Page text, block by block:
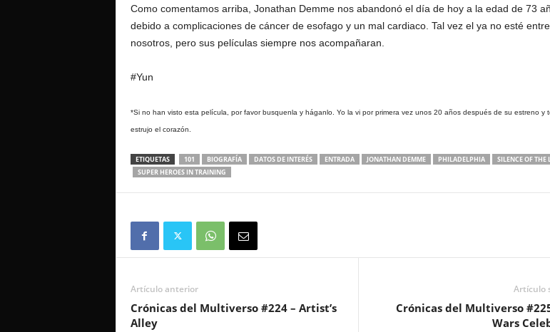
Como comentamos arriba, Jonathan Demme nos abandonó el día de hoy a la edad de 73
debido a complicaciones de cáncer de esofago y un mal cardiaco. Tal vez el ya no esté entre
nosotros, pero sus películas siempre nos acompañaran.
#Yun
*Si no han visto esta película, por favor busquenla y háganlo. Yo la vi por primera vez unos 20 años después de su estreno y
estrujo el corazón.
ETIQUETAS 101 BIOGRAFÍA DATOS DE INTERÉS ENTRADA JONATHAN DEMME PHILADELPHIA
SILENCE OF THE
SUPER HEROES IN TRAINING
Artículo anterior
Crónicas del Multiverso #224 – Artist’s
Alley
Artículo
Crónicas del Multiverso
Wars